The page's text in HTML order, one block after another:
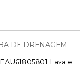
DE DRENAGEM
Lava e